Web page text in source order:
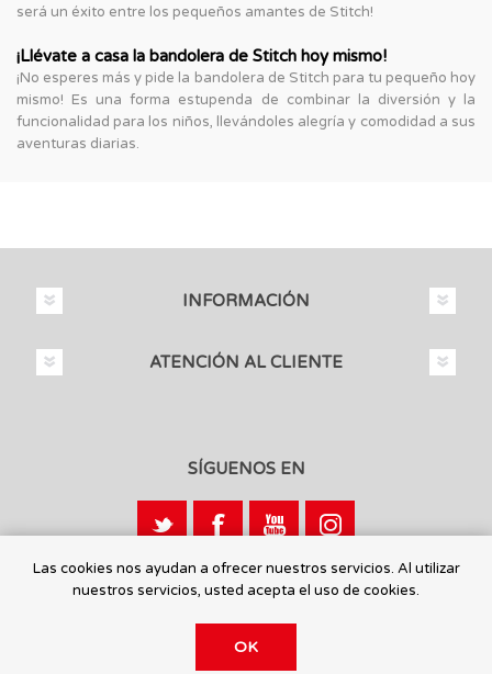
será un éxito entre los pequeños amantes de Stitch!
¡Llévate a casa la bandolera de Stitch hoy mismo!
¡No esperes más y pide la bandolera de Stitch para tu pequeño hoy
mismo! Es una forma estupenda de combinar la diversión y la
funcionalidad para los niños, llevándoles alegría y comodidad a sus
aventuras diarias.
INFORMACIÓN
ATENCIÓN AL CLIENTE
SÍGUENOS EN
Calle León, 1 - 03440 Ibi, Alicante
Las cookies nos ayudan a ofrecer nuestros servicios. Al utilizar
nuestros servicios, usted acepta el uso de cookies.
OK